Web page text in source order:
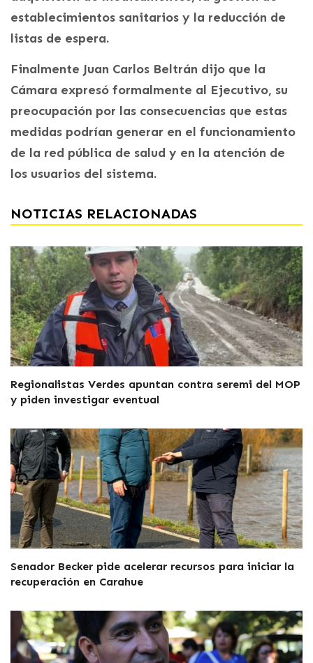
establecimientos sanitarios y la reducción de
listas de espera.
Finalmente Juan Carlos Beltrán dijo que la
Cámara expresó formalmente al Ejecutivo, su
preocupación por las consecuencias que estas
medidas podrían generar en el funcionamiento
de la red pública de salud y en la atención de
los usuarios del sistema.
NOTICIAS RELACIONADAS
Regionalistas Verdes apuntan contra seremi del MOP
y piden investigar eventual
Senador Becker pide acelerar recursos para iniciar la
recuperación en Carahue